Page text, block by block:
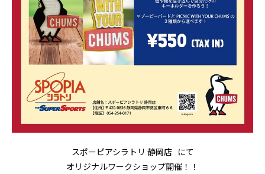
スポーピアシラトリ 静岡店 にて
オリジナルワークショップ開催！！